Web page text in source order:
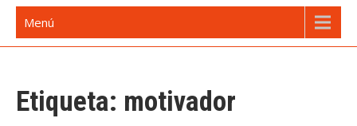
Menú
Etiqueta: motivador